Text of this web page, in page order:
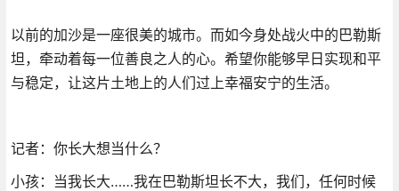
以前的加沙是一座很美的城市。而如今身处战火中的巴勒斯
坦，牵动着每一位善良之人的心。希望你能够早日实现和平
与稳定，让这片土地上的人们过上幸福安宁的生活。
记者：你长大想当什么？
小孩：当我长大……我在巴勒斯坦长不大，我们，任何时候